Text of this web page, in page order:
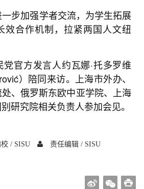
步加强学者交流，为学生拓展
效合作机制，拉紧两国人文纽
党官方发言人约瓦娜·托多罗维
）陪同来访。上海市外办、
处、俄罗斯东欧中亚学院、上海
研究院相关负责人参加会见。
/ SISU 责任编辑 / SISU